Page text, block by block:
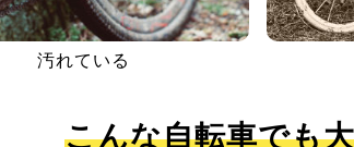
汚れている
こんな自転車でも